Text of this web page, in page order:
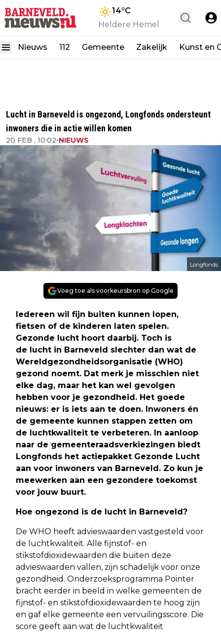
14°C
Heldere Hemel
Nieuws 112 Gemeente Zakelijk Kunst en
Lucht in Barneveld is ongezond, Longfonds ondersteunt
inwoners die in actie willen komen
20 FEB , 10:02•NIEUWS
Longfonds
Voeg toe als voorkeursbron op Google
Iedereen wil fijn buiten kunnen lopen,
fietsen of de kinderen laten spelen.
Gezonde lucht hoort daarbij. Toch is
de lucht in Barneveld slechter dan wat de
Wereldgezondheidsorganisatie (WHO)
gezond noemt. Dat merk je misschien niet
elke dag, maar het kan wel gevolgen
hebben voor je gezondheid. Het goede
nieuws: er is iets aan te doen. Inwoners én
de gemeente kunnen stappen zetten om
de luchtkwaliteit te verbeteren. In aanloop
naar de gemeenteraadsverkiezingen biedt
Longfonds het actiepakket Gezonde Lucht
aan voor inwoners van Barneveld. Zo kun je
meewerken aan een gezondere toekomst
voor jouw buurt.
Hoe ongezond is de lucht in Barneveld?
De WHO heeft advieswaarden vastgesteld voor
de luchtkwaliteit. Alle fijnstof- en
stikstofdioxidewaarden die buiten deze
advieswaarden vallen, zijn schadelijk voor onze
gezondheid. Onderzoeksprogramma Pointer
bracht eerder in beeld in welke gemeenten de
fijnstof- en stikstofdioxidewaarden te hoog zijn
en gaf elke gemeente een vervuilingsscore. Die
score geeft aan wat de luchtkwaliteit